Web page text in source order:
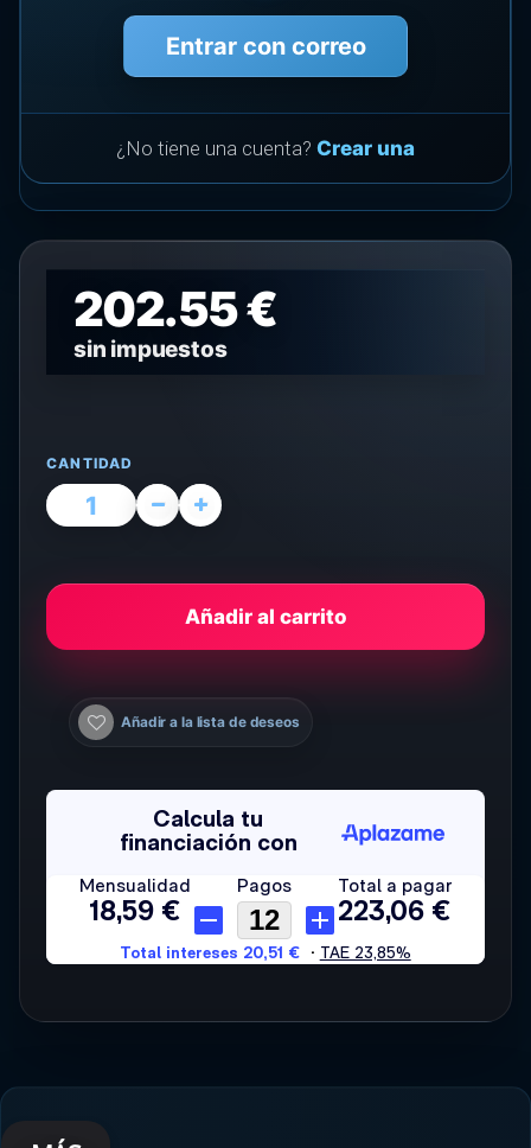
Entrar con correo
¿No tiene una cuenta? Crear una
202.55 €
sin impuestos
CANTIDAD
Añadir al carrito
Añadir a la lista de deseos